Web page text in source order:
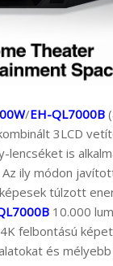
/EH-QL7000B
3LCD
is
ily módon
túlzott
10.000
felbontású
és